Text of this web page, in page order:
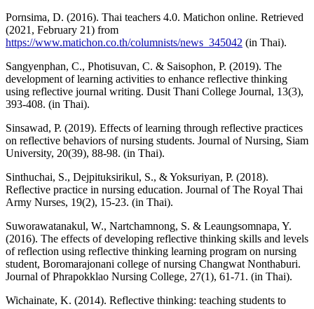
Pornsima, D. (2016). Thai teachers 4.0. Matichon online. Retrieved
(2021, February 21) from
https://www.matichon.co.th/columnists/news_345042 (in Thai).
Sangyenphan, C., Photisuvan, C. & Saisophon, P. (2019). The
development of learning activities to enhance reflective thinking
using reflective journal writing. Dusit Thani College Journal, 13(3),
393-408. (in Thai).
Sinsawad, P. (2019). Effects of learning through reflective practices
on reflective behaviors of nursing students. Journal of Nursing, Siam
University, 20(39), 88-98. (in Thai).
Sinthuchai, S., Dejpituksirikul, S., & Yoksuriyan, P. (2018).
Reflective practice in nursing education. Journal of The Royal Thai
Army Nurses, 19(2), 15-23. (in Thai).
Suworawatanakul, W., Nartchamnong, S. & Leaungsomnapa, Y.
(2016). The effects of developing reflective thinking skills and levels
of reflection using reflective thinking learning program on nursing
student, Boromarajonani college of nursing Changwat Nonthaburi.
Journal of Phrapokklao Nursing College, 27(1), 61-71. (in Thai).
Wichainate, K. (2014). Reflective thinking: teaching students to